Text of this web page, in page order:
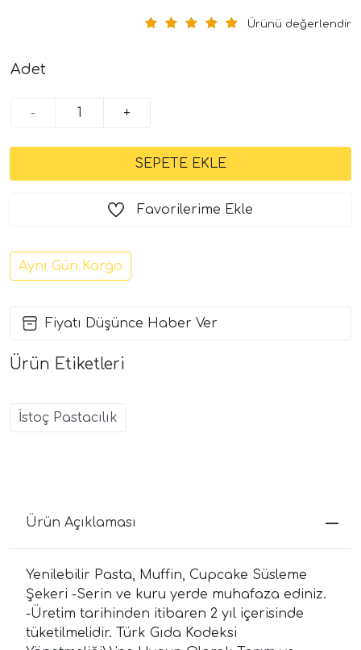
Ürünü değerlendir
Adet
- +
Favorilerime Ekle
Aynı Gün Kargo
Fiyatı Düşünce Haber Ver
Ürün Etiketleri
İstoç Pastacılık
Ürün Açıklaması
Yenilebilir Pasta, Muffin, Cupcake Süsleme
Şekeri -Serin ve kuru yerde muhafaza ediniz.
-Üretim tarihinden itibaren 2 yıl içerisinde
tüketilmelidir. Türk Gıda Kodeksi